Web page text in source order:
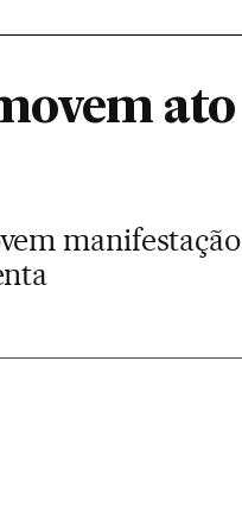
ato
manifestação